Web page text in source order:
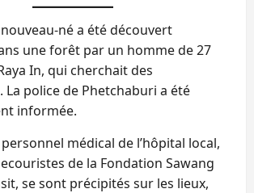
nouveau-né a été découvert
une forêt par un homme de 27
In, qui cherchait des
La police de Phetchaburi a été
informée.
médical de l’hôpital local,
de la Fondation Sawang
se sont précipités sur les lieux,